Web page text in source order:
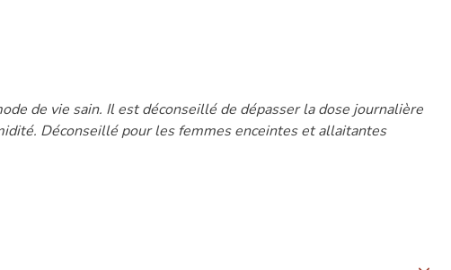
de vie sain. Il est déconseillé de dépasser la dose journalière
Déconseillé pour les femmes enceintes et allaitantes